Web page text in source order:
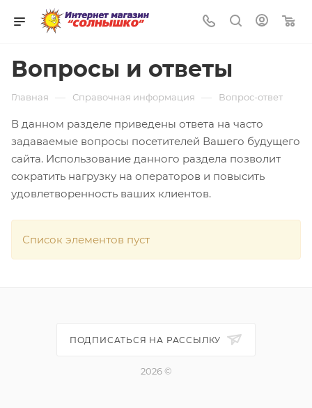
Вопросы и ответы
Главная — Справочная информация — Вопрос-ответ
В данном разделе приведены ответа на часто
задаваемые вопросы посетителей Вашего будущего
сайта. Использование данного раздела позволит
сократить нагрузку на операторов и повысить
удовлетворенность ваших клиентов.
Список элементов пуст
ПОДПИСАТЬСЯ НА РАССЫЛКУ
2026 ©